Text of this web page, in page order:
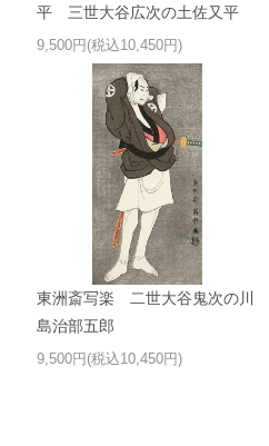
平 三世大谷広次の土佐又平
9,500円(税込10,450円)
東洲斎写楽 二世大谷鬼次の川
島治部五郎
9,500円(税込10,450円)